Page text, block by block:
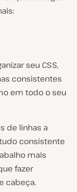
seu CSS,
consistentes
em todo o seu
de linhas a
consistente
mais
fazer
cabeça.